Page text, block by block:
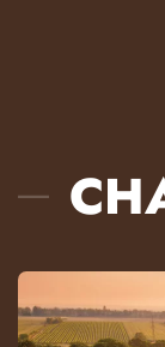
Přejít na